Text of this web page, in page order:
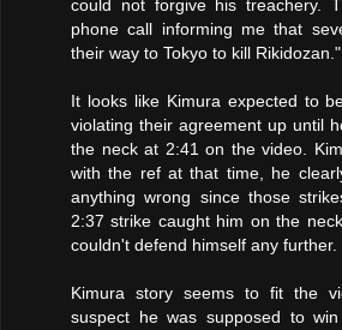
could not forgive his treachery.
phone call informing me that
their way to Tokyo to kill Rikidozan."
It looks like Kimura expected to
violating their agreement up until
the neck at 2:41 on the video.
with the ref at that time, he
anything wrong since those
2:37 strike caught him on the
couldn't defend himself any further.
Kimura story seems to fit the
suspect he was supposed to